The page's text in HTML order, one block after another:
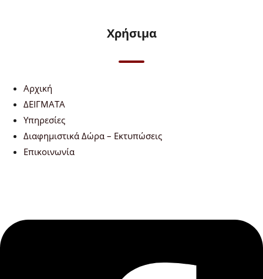
Χρήσιμα
Αρχική
ΔΕΙΓΜΑΤΑ
Υπηρεσίες
Διαφημιστικά Δώρα – Εκτυπώσεις
Επικοινωνία